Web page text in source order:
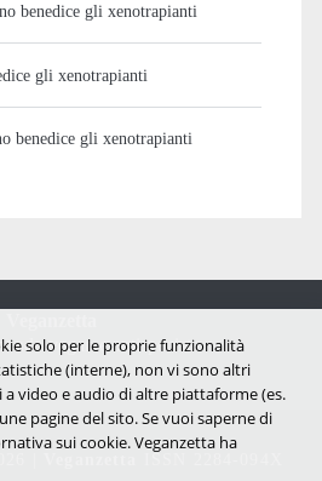
benedice gli xenotrapianti
gli xenotrapianti
benedice gli xenotrapianti
vegan e antispecista
|
solo per le proprie funzionalità
(interne), non vi sono altri
video e audio di altre piattaforme (es.
pagine del sito. Se vuoi saperne di
sui cookie. Veganzetta ha